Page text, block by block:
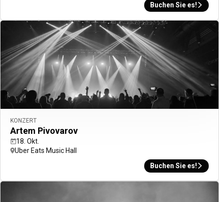
ErlebnisseAktivitäten Praktische Informationen
Berlin ist keine Stadt, die in der Zeit stehen geblieben ist. Sie
Buchen Sie es!
KONZERT
Artem Pivovarov
18. Okt.
Uber Eats Music Hall
Buchen Sie es!